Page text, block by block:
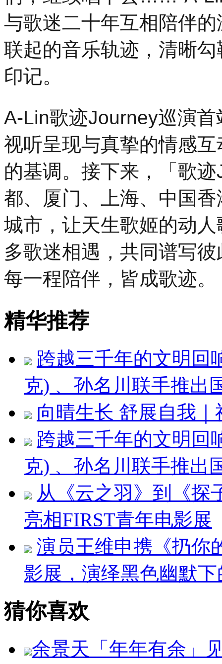
与歌迷二十年互相陪伴
联起的音乐轨迹，清晰勾
印记。
A-Lin歌迹Journey巡演
视听呈现与真挚的情感
的基调。接下来，「歌
都、厦门、上海、中国
城市，让天生歌姬的动
多歌迷相遇，共同谱写
每一程陪伴，皆成歌迹。
精华推荐
跨越三千年的文明回
克) 、孙名川联手推出
向晴生长 舒展自我
跨越三千年的文明回
克) 、孙名川联手推出
从《云之羽》到《探
亮相FIRST青年电影展
演员王维申携《扔你
影展，演绎黑色幽默
猜你喜欢
余景天「年年有余」